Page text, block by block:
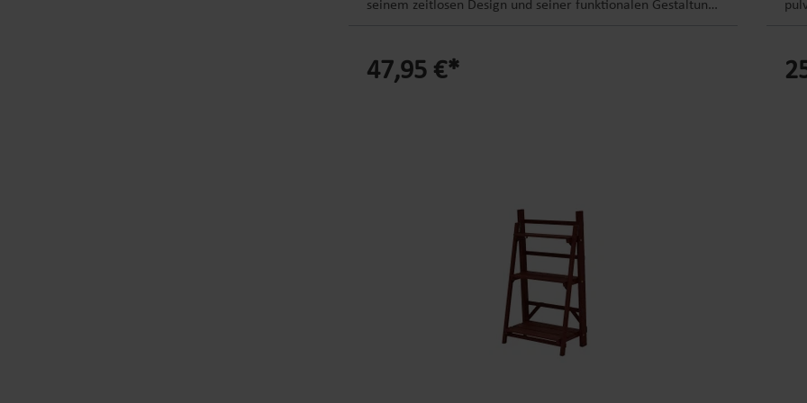
seinem zeitlosen Design und seiner funktionalen Gestaltung
und platzsparend aufbewahren. Das mitgelieferte Zubehör
47,95 €*